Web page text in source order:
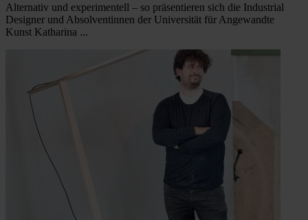
Alternativ und experimentell – so präsentieren sich die Industrial
Designer und Absolventinnen der Universität für Angewandte
Kunst Katharina ...